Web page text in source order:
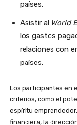
países.
Asistir al World
los gastos
relaciones con
países.
Los participantes en
criterios, como el
espíritu
financiera, la